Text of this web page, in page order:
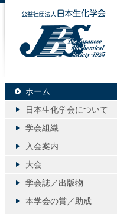
ホーム
日本生化学会について
学会組織
入会案内
大会
学会誌／出版物
本学会の賞／助成